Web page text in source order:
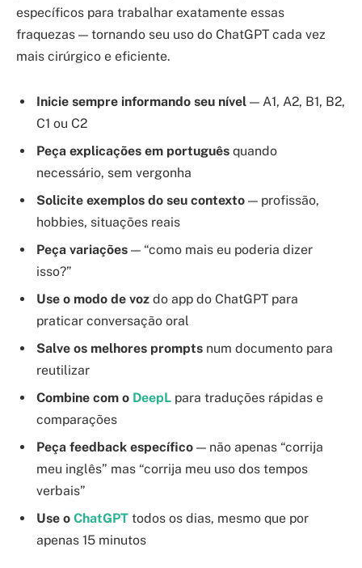
específicos para trabalhar exatamente essas
fraquezas — tornando seu uso do ChatGPT cada vez
mais cirúrgico e eficiente.
Inicie sempre informando seu nível — A1, A2, B1, B2,
C1 ou C2
Peça explicações em português quando
necessário, sem vergonha
Solicite exemplos do seu contexto — profissão,
hobbies, situações reais
Peça variações — “como mais eu poderia dizer
isso?”
Use o modo de voz do app do ChatGPT para
praticar conversação oral
Salve os melhores prompts num documento para
reutilizar
Combine com o DeepL para traduções rápidas e
comparações
Peça feedback específico — não apenas “corrija
meu inglês” mas “corrija meu uso dos tempos
verbais”
Use o ChatGPT todos os dias, mesmo que por
apenas 15 minutos